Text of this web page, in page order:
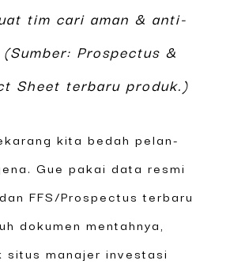
tim cari aman & anti-
Prospectus &
Sheet terbaru produk.)
kita bedah pelan-
Gue pakai data resmi
FFS/Prospectus terbaru
dokumen mentahnya,
situs manajer investasi